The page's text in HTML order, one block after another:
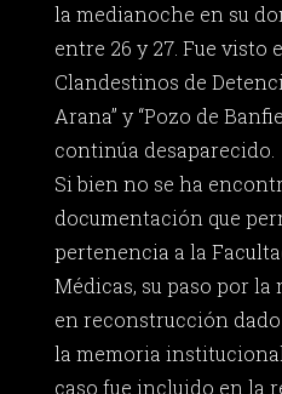
la medianoche en su
entre 26 y 27. Fue visto
Clandestinos de
Arana” y “Pozo de
continúa desaparecido.
Si bien no se ha
documentación que
pertenencia a la
Médicas, su paso por la
en reconstrucción
la memoria
caso fue incluido en la